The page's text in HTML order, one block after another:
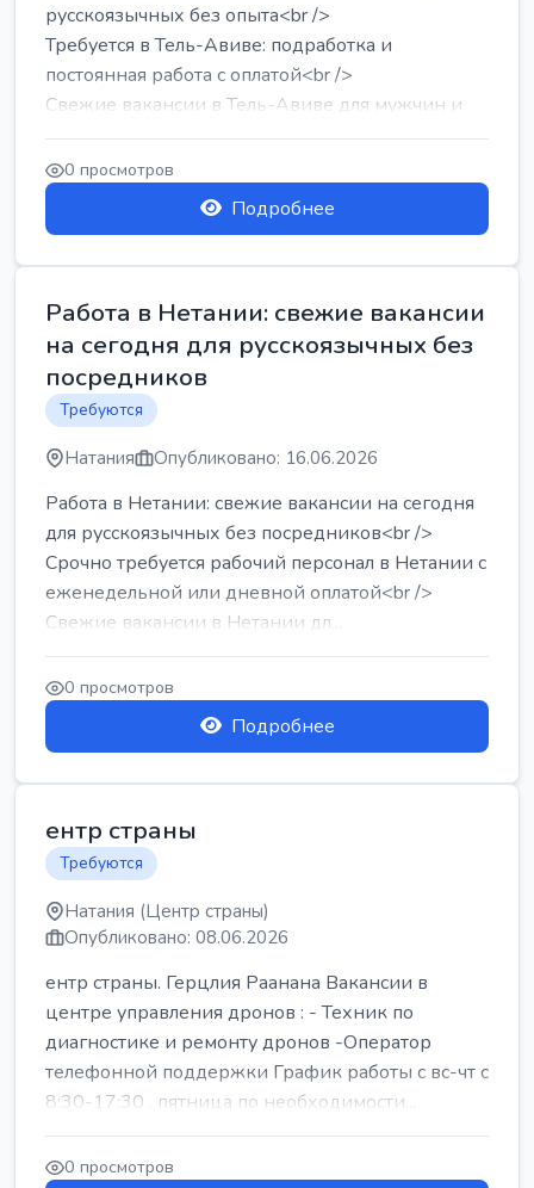
русскоязычных без опыта<br />
Требуется в Тель-Авиве: подработка и
постоянная работа с оплатой<br />
Свежие вакансии в Тель-Авиве для мужчин и
женщин от хозя...
0 просмотров
Подробнее
Работа в Нетании: свежие вакансии
на сегодня для русскоязычных без
посредников
Требуются
Натания Опубликовано: 16.06.2026
Работа в Нетании: свежие вакансии на сегодня
для русскоязычных без посредников<br />
Срочно требуется рабочий персонал в Нетании с
еженедельной или дневной оплатой<br />
Свежие вакансии в Нетании дл...
0 просмотров
Подробнее
ентр страны
Требуются
Натания (Центр страны)
Опубликовано: 08.06.2026
ентр страны. Герцлия Раанана Вакансии в
центре управления дронов : - Техник по
диагностике и ремонту дронов -Оператор
телефонной поддержки График работы с вс-чт с
8:30-17:30 , пятница по необходимости...
0 просмотров